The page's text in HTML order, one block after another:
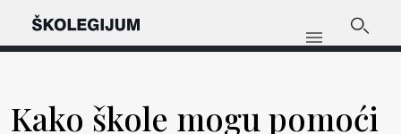
Kako škole mogu pomoći